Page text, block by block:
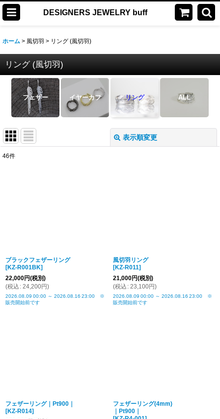
DESIGNERS JEWELRY buff
ホーム > 風切羽 > リング (風切羽)
リング (風切羽)
フェザー イヤーカフ リング ALL
表示順変更
46件
ブラックフェザーリング
[KZ-R001BK]
22,000円(税別)
(税込 : 24,200円)
2026.08.09 00:00 ～ 2026.08.16 23:00 ※
販売開始前です
風切羽リング
[KZ-R011]
21,000円(税別)
(税込 : 23,100円)
2026.08.09 00:00 ～ 2026.08.16 23:00 ※
販売開始前です
フェザーリング｜Pt900｜
[KZ-R014]
フェザーリング(4mm)
｜Pt900｜